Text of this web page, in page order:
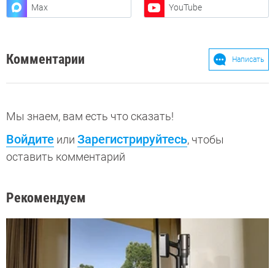
Max YouTube
Комментарии Написать
Мы знаем, вам есть что сказать!
Войдите или Зарегистрируйтесь, чтобы
оставить комментарий
Рекомендуем